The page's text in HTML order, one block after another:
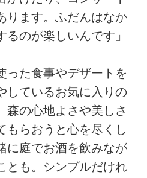
ります。ふだんはなか
のが楽しいんです」
った食事やデザートを
しているお気に入りの
森の心地よさや美しさ
もらおうと心を尽くし
に庭でお酒を飲みなが
とも。シンプルだけれ